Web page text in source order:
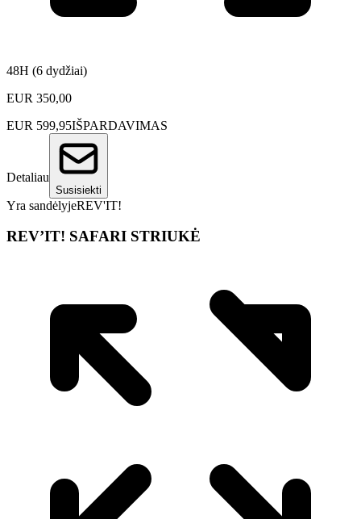
48H (6 dydžiai)
EUR 350,00
EUR 599,95IŠPARDAVIMAS
Detaliau
Susisiekti
Yra sandėlyjeREV'IT!
REV’IT! SAFARI STRIUKĖ